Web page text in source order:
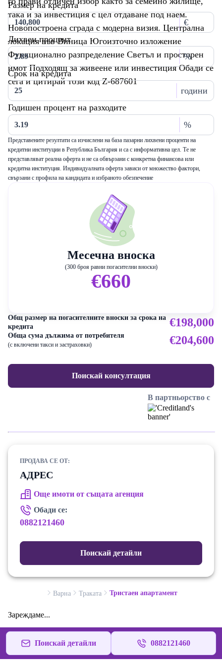
така и за инвестиция с цел отдаване под наем.
Новопостроена сграда с модерна визия. Централна
локация във Виница Югоизточно изложение
Функционално разпределение Светъл и просторен
имот Подходящ за живеене или инвестиция Обади се
сега и цитирай този код Z-687601
Размер на кредита
€
Лихвен процент
%
Срок на кредита
години
Годишен процент на разходите
%
Представените резултати са изчислени на база пазарни лихвени проценти на
кредитни институции в Република България и са с информативна цел. Те не
представляват реална оферта и не са обвързани с конкретна финансова или
кредитна институция. Индивидуалната оферта зависи от множество фактори,
свързани с профила на кандидата и избраното обезпечение
Месечна вноска
(300 броя равни погасителни вноски)
€660
Общ размер на погасителните вноски за срока на
кредита
€198,000
Обща сума дължима от потребителя
(с включени такси и застраховки) €204,600
Поискай консултация
В партньорство с
ПРОДАВА СЕ ОТ:
АДРЕС
Още имоти от същата агенция
Обади се:
0882121460
Поискай детайли
Варна Траката Тристаен апартамент
Зареждаме...
Поискай детайли 0882121460